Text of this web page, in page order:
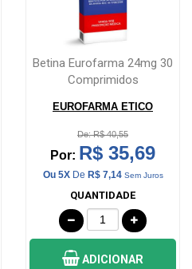
Betina Eurofarma 24mg 30
Comprimidos
EUROFARMA ETICO
De: R$ 40,55
Por: R$ 35,69
Ou 5XDe R$ 7,14 Sem Juros
QUANTIDADE
ADICIONAR